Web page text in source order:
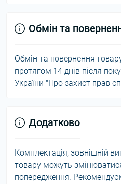
Обмін та
Обмін та повернення
протягом 14 днів після
України "Про захист прав
Додатково
Комплектація, зовнішній
товару можуть
попередження.